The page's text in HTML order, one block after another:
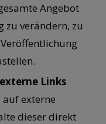
Angebot
zu verändern, zu
Links
auf externe
dieser direkt